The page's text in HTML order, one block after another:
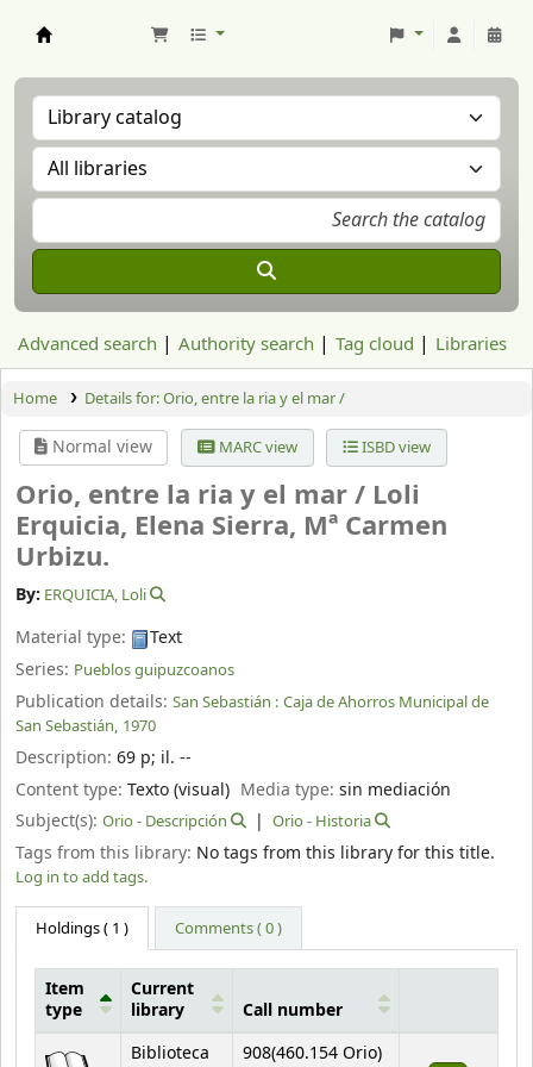
Advanced search Authority search Tag cloud Libraries
Home Details for:Orio, entre la ria y el mar /
Normal view MARC view ISBD view
Orio, entre la ria y el mar / Loli
Erquicia, Elena Sierra, Mª Carmen
Urbizu.
By: ERQUICIA, Loli
Material type:
Text
Series: Pueblos guipuzcoanos
Publication details: San Sebastián : Caja de Ahorros Municipal de
San Sebastián, 1970
Description: 69 p; il. --
Content type: Texto (visual) Media type:sin mediación
Subject(s): Orio - Descripción Orio - Historia
Tags from this library: No tags from this library for this title.
Log in to add tags.
Holdings( 1 ) Comments ( 0 )
Holdings
Item
type
Current
library
Call number
Biblioteca
908(460.154 Orio)